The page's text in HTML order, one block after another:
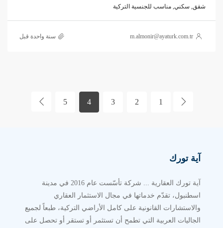
شقق, سكني, مناسب للجنسية التركية
m.almonir@ayaturk.com.tr ‏سنة واحدة قبل
1
2
3
4
5
آية تورك
آية تورك العقارية ... شركة تأسّست عام 2016 في مدينة
اسطنبول، تقدّم خدماتها في مجال الاستثمار العقاري
والاستشارات القانونية على كامل الأراضي التركية، طبعاً لجميع
الجاليات العربية التي تطمح أن تستثمر أو تستقر أو تحصل على